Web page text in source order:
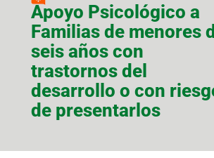
Apoyo Psicológico a
Familias de menores
seis años con
trastornos del
desarrollo o con
de presentarlos